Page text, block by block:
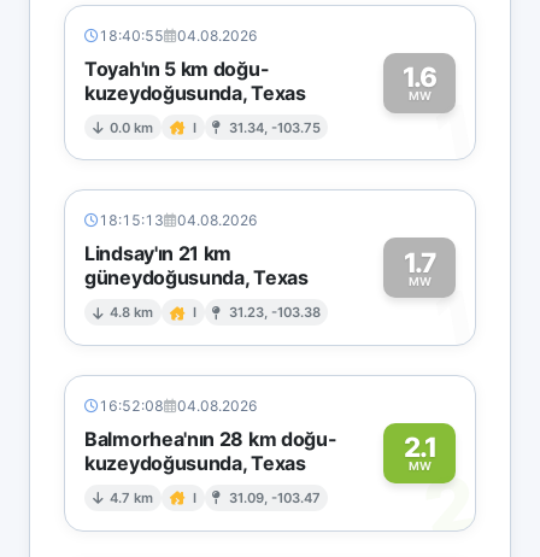
18:40:55 04.08.2026
Toyah'ın 5 km doğu-
kuzeydoğusunda, Texas
0.0 km I 31.34, -103.75
1.6
MW1
18:15:13 04.08.2026
Lindsay'ın 21 km
güneydoğusunda, Texas
4.8 km I 31.23, -103.38
1.7
MW1
16:52:08 04.08.2026
Balmorhea'nın 28 km doğu-
kuzeydoğusunda, Texas
4.7 km I 31.09, -103.47
2.1
MW2